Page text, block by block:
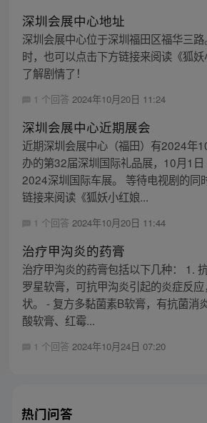
深圳会展中心地址
深圳会展中心位于深圳福田区福华三
时，也可以点击下方链接来阅读《狐
了解剧情了！
1 个回答 2024年10月20日 11:24
深圳会展中心近期展会
近期深圳会展中心（福田）有2024年
办的第32届深圳国际礼品展，10月1
2024深圳国际车展。 等待电视剧的同
链接来阅读《狐妖小红娘...
1 个回答 2024年10月20日 11:44
治疗甲沟炎的药膏
治疗甲沟炎的药膏包括以下几种： 1.
罗星软膏，可抗甲沟炎引起的炎症反
状。 - 复方多黏菌素B软膏，有抗菌消
酸软膏、红霉...
1 个回答 2024年10月24日 07:20
热门问答